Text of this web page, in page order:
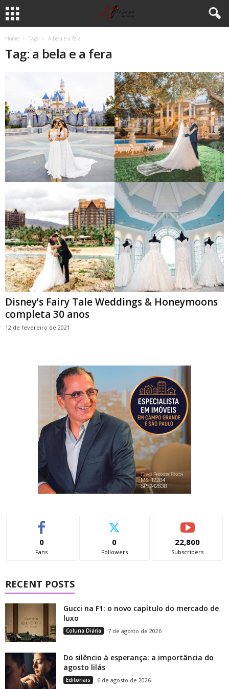
Home Tags A bela e a fera
Tag: a bela e a fera
Disney’s Fairy Tale Weddings & Honeymoons
completa 30 anos
12 de fevereiro de 2021
0
Fans
0
Followers
22,800
Subscribers
RECENT POSTS
Gucci na F1: o novo capítulo do mercado de
luxo
Coluna Diária 7 de agosto de 2026
Do silêncio à esperança: a importância do
agosto lilás
Editoriais 6 de agosto de 2026